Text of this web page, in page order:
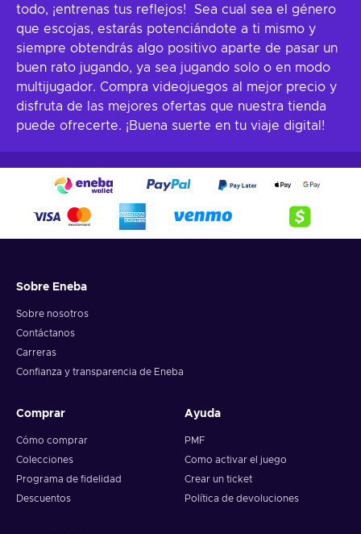
todo, ¡entrenas tus reflejos! Sea cual sea el género
que escojas, estarás potenciándote a ti mismo y
siempre obtendrás algo positivo aparte de pasar un
buen rato jugando, ya sea jugando solo o en modo
multijugador. Compra videojuegos al mejor precio y
disfruta de las mejores ofertas que nuestra tienda
puede ofrecerte. ¡Buena suerte en tu viaje digital!
Sobre Eneba
Sobre nosotros
Contáctanos
Carreras
Confianza y transparencia de Eneba
Comprar
Cómo comprar
Colecciones
Programa de fidelidad
Descuentos
Ayuda
PMF
Como activar el juego
Crear un ticket
Política de devoluciones